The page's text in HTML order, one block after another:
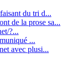
du tri d...
de la prose sa...
?...
...
avec plusi...